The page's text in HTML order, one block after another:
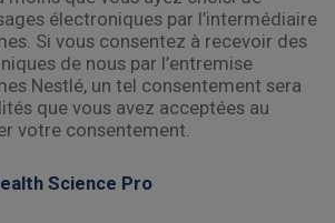
électroniques par l’intermédiaire
Si vous consentez à recevoir des
de nous par l’entremise
Nestlé, un tel consentement sera
que vous avez acceptées au
votre consentement.
Science Pro